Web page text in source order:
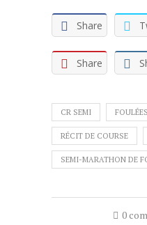
Share
Share
CR SEMI
RÉCIT DE COURSE
SEMI-MARATHON DE
0